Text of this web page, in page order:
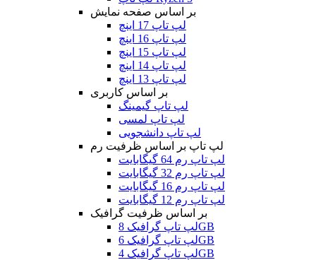
بر اساس صفحه نمایش
لپ تاپ 17 اینچ
لپ تاپ 16 اینچ
لپ تاپ 15 اینچ
لپ تاپ 14 اینچ
لپ تاپ 13 اینچ
بر اساس کاربری
لپ تاپ گیمینگ
لپ تاپ لمسی
لپ تاپ دانشجویی
لپ تاپ بر اساس ظرفیت رم
لپ تاپ رم 64 گیگابایت
لپ تاپ رم 32 گیگابایت
لپ تاپ رم 16 گیگابایت
لپ تاپ رم 12 گیگابایت
بر اساس ظرفیت گرافیک
لپ تاپ گرافیک 8GB
لپ تاپ گرافیک 6GB
لپ تاپ گرافیک 4GB